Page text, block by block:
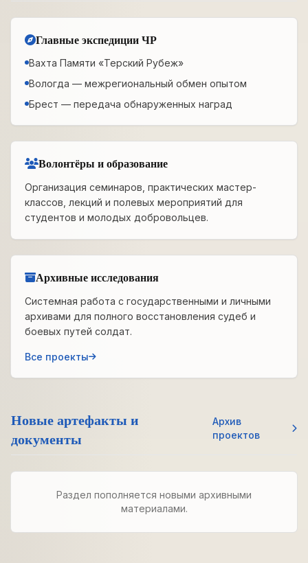
Главные экспедиции ЧР
Вахта Памяти «Терский Рубеж»
Вологда — межрегиональный обмен опытом
Брест — передача обнаруженных наград
Волонтёры и образование
Организация семинаров, практических мастер-
классов, лекций и полевых мероприятий для
студентов и молодых добровольцев.
Архивные исследования
Системная работа с государственными и личными
архивами для полного восстановления судеб и
боевых путей солдат.
Все проекты
Новые артефакты и
документы
Архив
проектов
Раздел пополняется новыми архивными
материалами.